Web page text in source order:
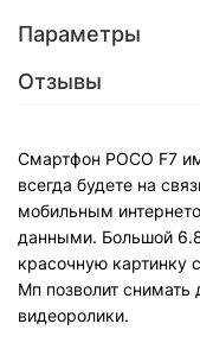
Параметры
Отзывы
Смартфон POCO F7
всегда будете на
мобильным
данными. Большой
красочную картинку
Мп позволит снимать
видеоролики.